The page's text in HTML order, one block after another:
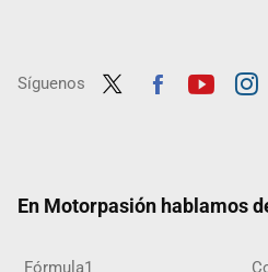
Síguenos
En Motorpasión hablamos
Fórmula1